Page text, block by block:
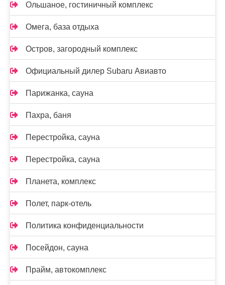
Ольшаное, гостиничный комплекс
Омега, база отдыха
Остров, загородный комплекс
Официальный дилер Subaru Авиавто
Парижанка, сауна
Пахра, баня
Перестройка, сауна
Перестройка, сауна
Планета, комплекс
Полет, парк-отель
Политика конфиденциальности
Посейдон, сауна
Прайм, автокомплекс